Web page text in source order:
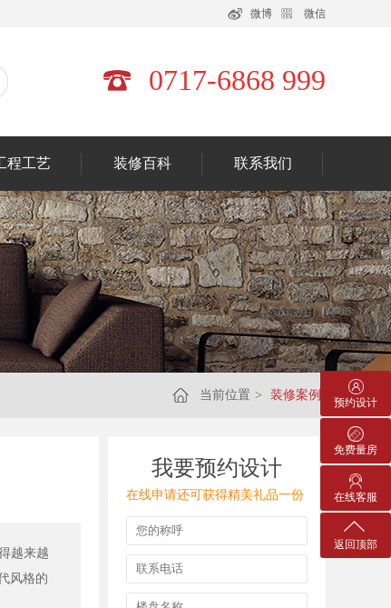
微博 微信
0717-6868 999
程工艺 装修百科 联系我们
当前位置 > 装修案例
越来越
风格的
我要预约设计
在线申请还可获得精美礼品一份
预约设计
免费量房
在线客服
返回顶部